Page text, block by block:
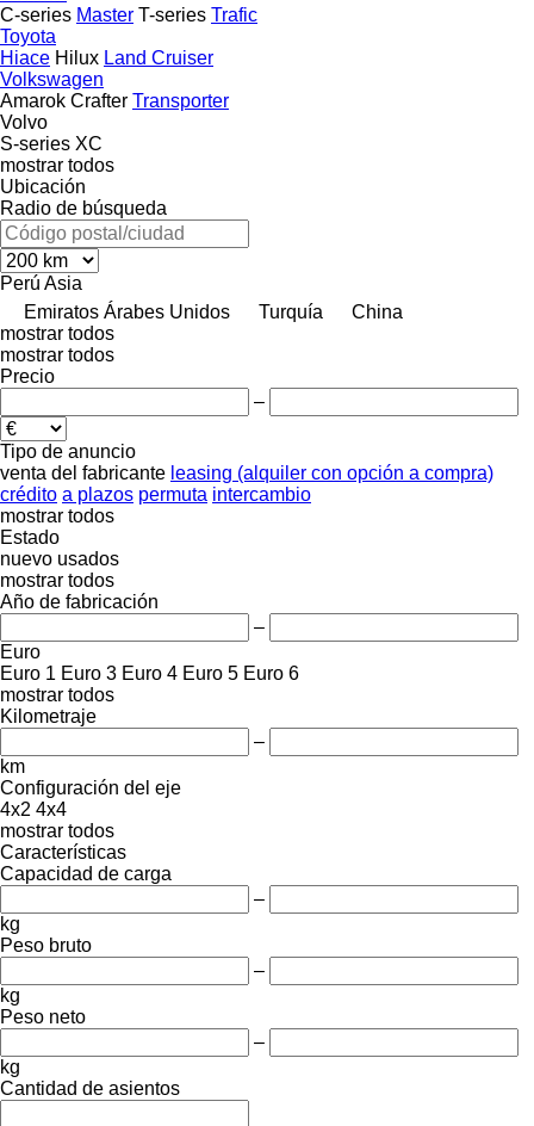
C-series Master T-series Trafic
Toyota
Hiace Hilux Land Cruiser
Volkswagen
Amarok Crafter Transporter
Volvo
S-series XC
mostrar todos
Ubicación
Radio de búsqueda
Perú Asia
Emiratos Árabes Unidos
Turquía
China
mostrar todos
mostrar todos
Precio
–
Tipo de anuncio
venta del fabricante leasing (alquiler con opción a compra)
crédito a plazos permuta intercambio
mostrar todos
Estado
nuevo usados
mostrar todos
Año de fabricación
–
Euro
Euro 1 Euro 3 Euro 4 Euro 5 Euro 6
mostrar todos
Kilometraje
–
km
Configuración del eje
4x2 4x4
mostrar todos
Características
Capacidad de carga
–
kg
Peso bruto
–
kg
Peso neto
–
kg
Cantidad de asientos